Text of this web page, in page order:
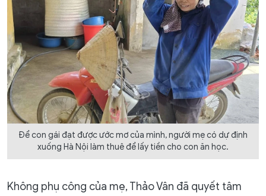
Để con gái đạt được ước mơ của mình, người mẹ có dự định
xuống Hà Nội làm thuê để lấy tiền cho con ăn học.
Không phụ công của mẹ, Thảo Vân đã quyết tâm